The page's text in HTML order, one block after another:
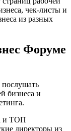
чек-листы и
из разных
Форуме
бизнеса и
и ТОП
директоры из